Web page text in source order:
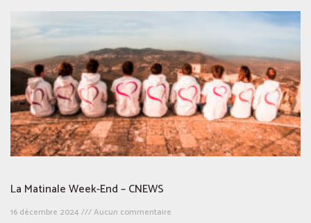
La Matinale Week-End – CNEWS
16 décembre 2024 Aucun commentaire